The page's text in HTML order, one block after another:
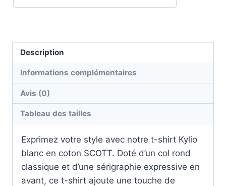
Description
Informations complémentaires
Avis (0)
Tableau des tailles
Exprimez votre style avec notre t-shirt Kylio
blanc en coton SCOTT. Doté d’un col rond
classique et d’une sérigraphie expressive en
avant, ce t-shirt ajoute une touche de